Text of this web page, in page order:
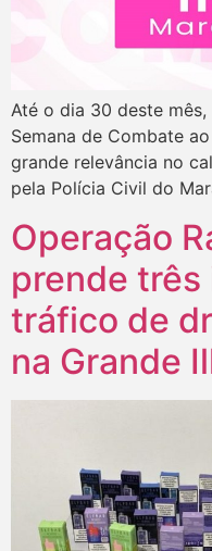
Até o dia 30 deste mês,
Semana de Combate
grande relevância no
pela Polícia Civil do
Operação
prende
tráfico de
na Grande